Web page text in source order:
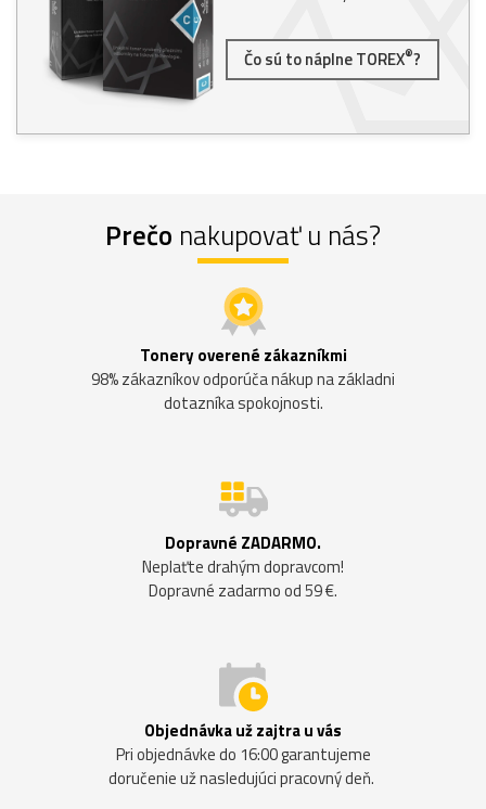
Čo sú to náplne TOREX®?
Prečo nakupovať u nás?
Tonery overené zákazníkmi
98% zákazníkov odporúča nákup na základni
dotazníka spokojnosti.
Dopravné ZADARMO.
Neplaťte drahým dopravcom!
Dopravné zadarmo od 59 €.
Objednávka už zajtra u vás
Pri objednávke do 16:00 garantujeme
doručenie už nasledujúci pracovný deň.